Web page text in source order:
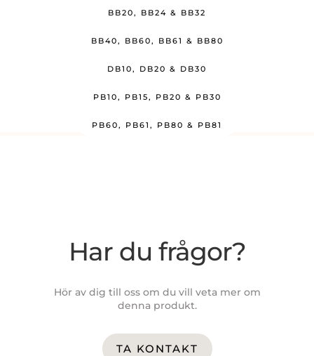
BB20, BB24 & BB32
BB40, BB60, BB61 & BB80
DB10, DB20 & DB30
PB10, PB15, PB20 & PB30
PB60, PB61, PB80 & PB81
Har du frågor?
Hör av dig till oss om du vill veta mer om
denna produkt.
TA KONTAKT